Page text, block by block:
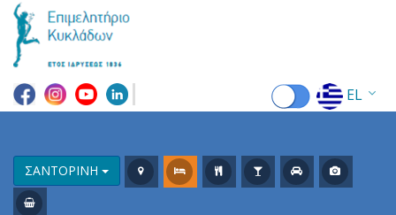
EL
ΣΑΝΤΟΡΙΝΗ